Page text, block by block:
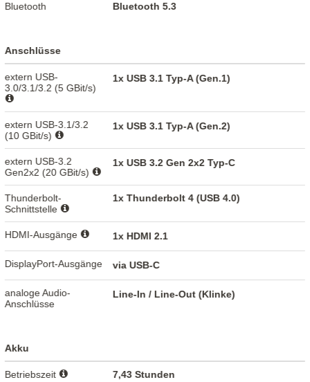
Bluetooth Bluetooth 5.3
Anschlüsse
extern USB-
3.0/3.1/3.2 (5 GBit/s)
1x USB 3.1 Typ-A (Gen.1)
extern USB-3.1/3.2
(10 GBit/s)
1x USB 3.1 Typ-A (Gen.2)
extern USB-3.2
Gen2x2 (20 GBit/s)
1x USB 3.2 Gen 2x2 Typ-C
Thunderbolt-
Schnittstelle
1x Thunderbolt 4 (USB 4.0)
HDMI-Ausgänge 1x HDMI 2.1
DisplayPort-Ausgänge via USB-C
analoge Audio-
Anschlüsse
Line-In / Line-Out (Klinke)
Akku
Betriebszeit 7,43 Stunden